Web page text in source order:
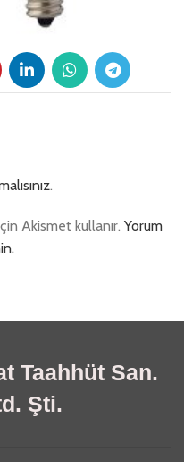
.
Akismet kullanır. Yorum
Taahhüt San.
Şti.